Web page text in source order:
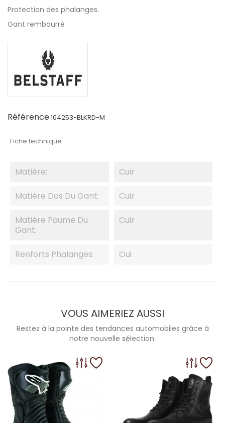
Protection des phalanges.
Gant rembourré
Référence104253-BLKRD-M
Fiche technique
Matière: Cuir
Matière Dos Du Gant: Cuir
Matière Paume Du
Gant:
Cuir
Renforts Phalanges: Oui
VOUS AIMERIEZ AUSSI
Restez à la pointe des tendances automobiles grâce à
notre nouvelle sélection.